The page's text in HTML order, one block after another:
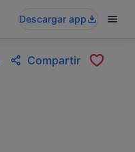
Descargar app
Compartir